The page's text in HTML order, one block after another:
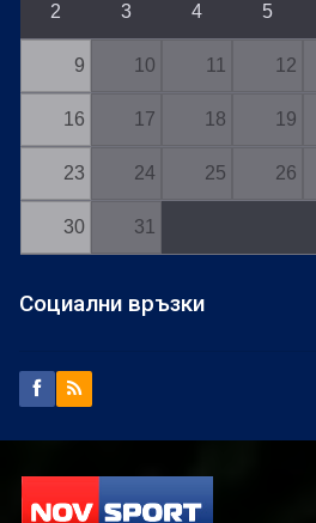
2 3 4 5
9 10 11 12
16 17 18 19
23 24 25 26
30 31
Социални връзки